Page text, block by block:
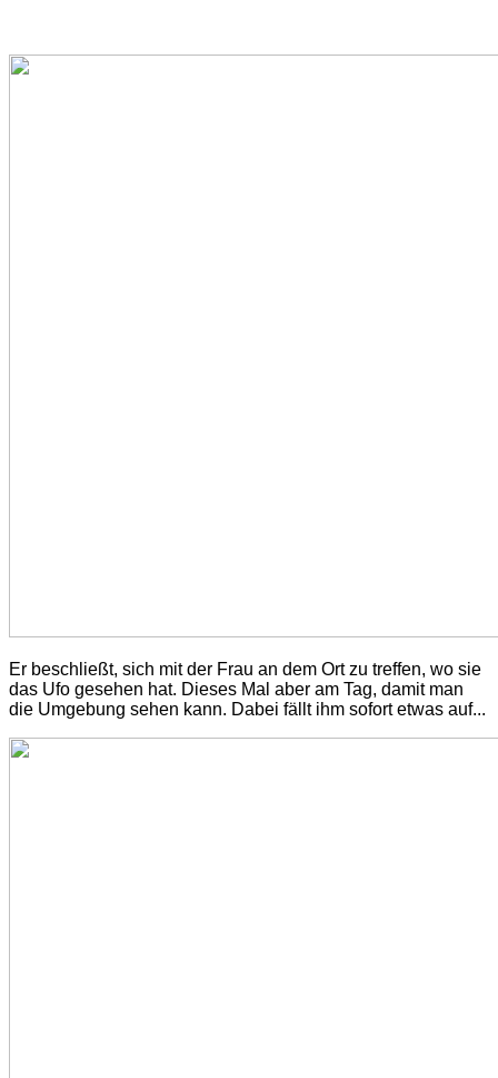
Er beschließt, sich mit der Frau an dem Ort zu treffen, wo sie
das Ufo gesehen hat. Dieses Mal aber am Tag, damit man
die Umgebung sehen kann. Dabei fällt ihm sofort etwas auf...